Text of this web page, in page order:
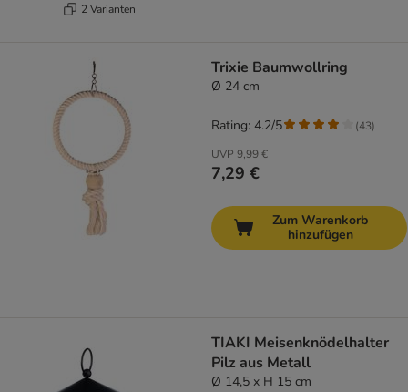
2 Varianten
Trixie Baumwollring
Ø 24 cm
UVP 9,99 €
7,29 €
Rating: 4.2/5 (43)
Zum Warenkorb
hinzufügen
TIAKI Meisenknödelhalter
Pilz aus Metall
Ø 14,5 x H 15 cm